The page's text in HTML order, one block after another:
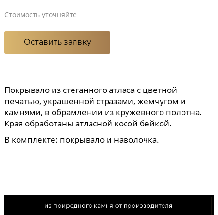
Стоимость уточняйте
Оставить заявку
Покрывало из стеганного атласа с цветной
печатью, украшенной стразами, жемчугом и
камнями, в обрамлении из кружевного полотна.
Края обработаны атласной косой бейкой.
В комплекте: покрывало и наволочка.